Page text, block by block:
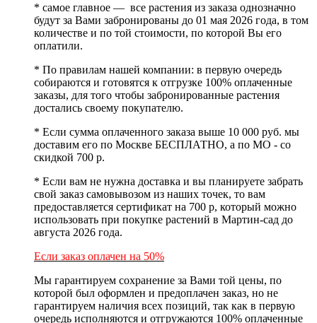
* самое главное — все растения из заказа однозначно
будут за Вами забронированы до 01 мая 2026 года, в том
количестве и по той стоимости, по которой Вы его
оплатили.
* По правилам нашей компании: в первую очередь
собираются и готовятся к отгрузке 100% оплаченные
заказы, для того чтобы забронированные растения
достались своему покупателю.
* Если сумма оплаченного заказа выше 10 000 руб. мы
доставим его по Москве БЕСПЛАТНО, а по МО - со
скидкой 700 р.
* Если вам не нужна доставка и вы планируете забрать
свой заказ самовывозом из наших точек, то вам
предоставляется сертификат на 700 р, который можно
использовать при покупке растений в Мартин-сад до
августа 2026 года.
Если заказ оплачен на 50%
Мы гарантируем сохранение за Вами той цены, по
которой был оформлен и предоплачен заказ, но не
гарантируем наличия всех позиций, так как в первую
очередь исполняются и отгружаются 100% оплаченные